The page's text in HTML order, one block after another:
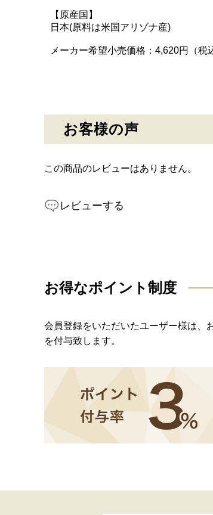
【原産国】
日本(原料は米国アリゾナ産)
メーカー希望小売価格：4,620円（税
お客様の声
この商品のレビューはありません。
レビューする
お得なポイント制度
会員登録をいただいたユーザー様は、
を付与致します。